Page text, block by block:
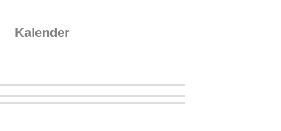
Kalender